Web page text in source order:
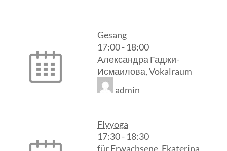
Gesang
17:00- 18:00
Александра Гаджи-
Исмаилова, Vokalraum
admin
Flyyoga
17:30- 18:30
für Erwachsene, Ekaterina